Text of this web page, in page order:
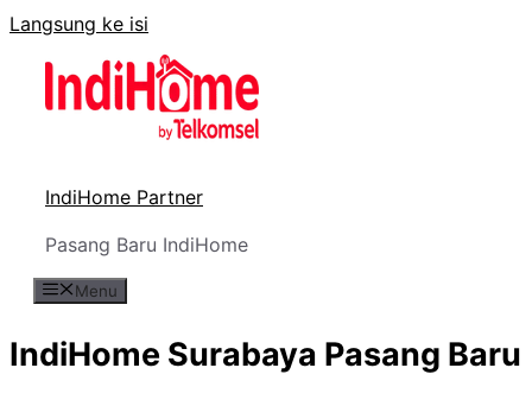
Langsung ke isi
IndiHome Partner
Pasang Baru IndiHome
Menu
IndiHome Surabaya Pasang Baru